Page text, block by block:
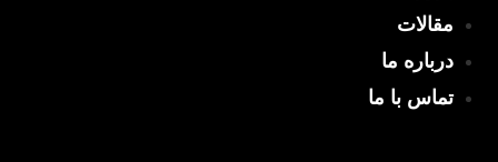
مقالات
درباره ما
تماس با ما